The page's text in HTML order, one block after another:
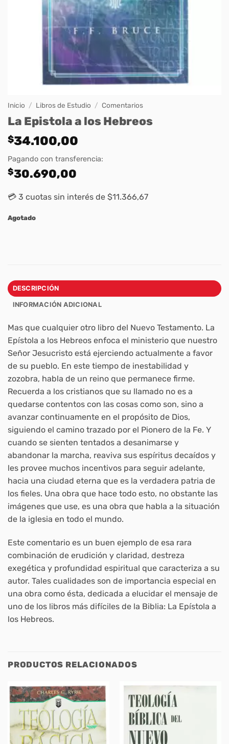
Inicio / Libros de Estudio / Comentarios
La Epistola a los Hebreos
$34.100,00
Pagando con transferencia:
$30.690,00
💳 3 cuotas sin interés de $11.366,67
Agotado
DESCRIPCIÓN
INFORMACIÓN ADICIONAL
Mas que cualquier otro libro del Nuevo Testamento. La
Epístola a los Hebreos enfoca el ministerio que nuestro
Señor Jesucristo está ejerciendo actualmente a favor
de su pueblo. En este tiempo de inestabilidad y
zozobra, habla de un reino que permanece firme.
Recuerda a los cristianos que su llamado no es a
quedarse contentos con las cosas como son, sino a
avanzar continuamente en el propósito de Dios,
siguiendo el camino trazado por el Pionero de la Fe. Y
cuando se sienten tentados a desanimarse y
abandonar la marcha, reaviva sus espíritus decaídos y
les provee muchos incentivos para seguir adelante,
hacia una ciudad eterna que es la verdadera patria de
los fieles. Una obra que hace todo esto, no obstante las
imágenes que use, es una obra que habla a la situación
de la iglesia en todo el mundo.
Este comentario es un buen ejemplo de esa rara
combinación de erudición y claridad, destreza
exegética y profundidad espiritual que caracteriza a su
autor. Tales cualidades son de importancia especial en
una obra como ésta, dedicada a elucidar el mensaje de
uno de los libros más difíciles de la Biblia: La Epístola a
los Hebreos.
PRODUCTOS RELACIONADOS